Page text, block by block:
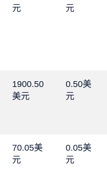
元
元
1900.50
美元
0.50美
元
70.05美
元
0.05美
元